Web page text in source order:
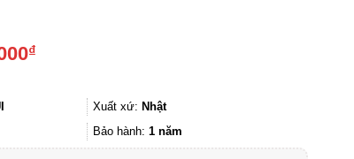
₫
Xuất xứ:Nhật
Bảo hành:1 năm